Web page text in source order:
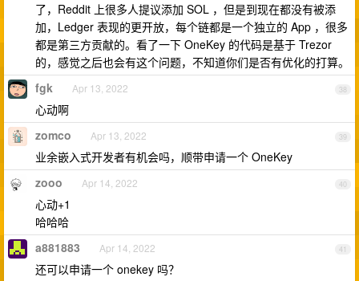
了，Reddit 上很多人提议添加 SOL ，但是到现在都没有被添
加，Ledger 表现的更开放，每个链都是一个独立的 App ，很多
都是第三方贡献的。看了一下 OneKey 的代码是基于 Trezor
的，感觉之后也会有这个问题，不知道你们是否有优化的打算。
38
fgk Apr 13, 2022
心动啊
39
zomco Apr 13, 2022
业余嵌入式开发者有机会吗，顺带申请一个 OneKey
40
zooo Apr 14, 2022
心动+1
哈哈哈
41
a881883 Apr 14, 2022
还可以申请一个 onekey 吗？